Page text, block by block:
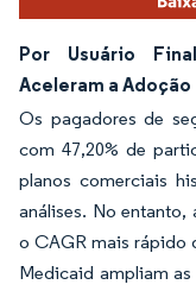
Por Usuário
Aceleram a Adoção
Os pagadores de
com 47,20% de
planos comerciais
análises. No entanto,
o CAGR mais rápido
Medicaid ampliam